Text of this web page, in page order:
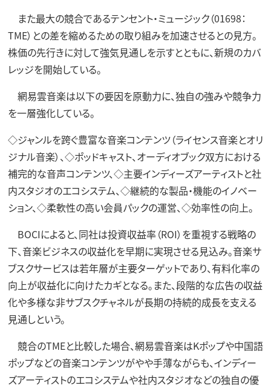
また最大の競合であるテンセント・ミュージック（01698：
TME）との差を縮めるための取り組みを加速させるとの見方。
株価の先行きに対して強気見通しを示すとともに、新規のカバ
レッジを開始している。
網易雲音楽は以下の要因を原動力に、独自の強みや競争力
を一層強化している。
◇ジャンルを跨ぐ豊富な音楽コンテンツ（ライセンス音楽とオリ
ジナル音楽）、◇ポッドキャスト、オーディオブック双方における
補完的な音声コンテンツ、◇主要インディーズアーティストと社
内スタジオのエコシステム、◇継続的な製品・機能のイノベー
ション、◇柔軟性の高い会員パックの運営、◇効率性の向上。
BOCIによると、同社は投資収益率（ROI）を重視する戦略の
下、音楽ビジネスの収益化を早期に実現させる見込み。音楽サ
ブスクサービスは若年層が主要ターゲットであり、有料化率の
向上が収益化に向けたカギとなる。また、段階的な広告の収益
化や多様な非サブスクチャネルが長期の持続的成長を支える
見通しという。
競合のTMEと比較した場合、網易雲音楽はKポップや中国語
ポップなどの音楽コンテンツがやや手薄ながらも、インディー
ズアーティストのエコシステムや社内スタジオなどの独自の優